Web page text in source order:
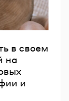
в своем
на
и